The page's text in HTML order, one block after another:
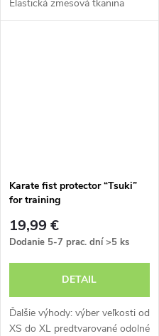
Elastická zmesová tkanina
Možnosť prania
Karate fist protector “Tsuki”
for training
19,99 €
Dodanie 5-7 prac. dní>5 ks
DETAIL
Ďalšie výhody: výber veľkosti od
XS do XL predtvarované odolné